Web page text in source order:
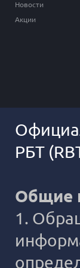
Новости
Акции
РБТ
Общие
1.